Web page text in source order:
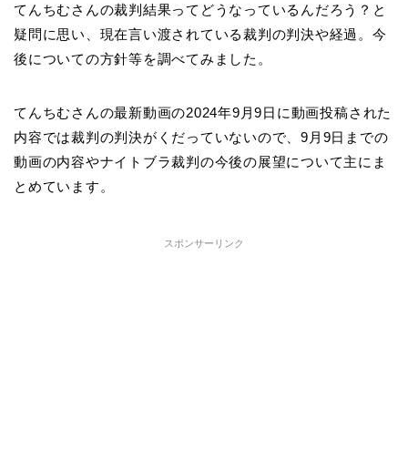
てんちむさんの裁判結果ってどうなっているんだろう？と
疑問に思い、現在言い渡されている裁判の判決や経過。今
後についての方針等を調べてみました。
てんちむさんの最新動画の2024年9月9日に動画投稿された
内容では裁判の判決がくだっていないので、9月9日までの
動画の内容やナイトブラ裁判の今後の展望について主にま
とめています。
スポンサーリンク